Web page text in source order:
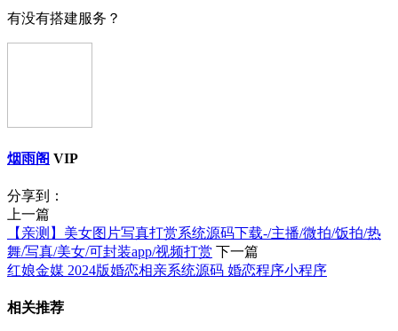
有没有搭建服务？
烟雨阁 VIP
分享到：
上一篇
【亲测】美女图片写真打赏系统源码下载-/主播/微拍/饭拍/热
舞/写真/美女/可封装app/视频打赏 下一篇
红娘金媒 2024版婚恋相亲系统源码 婚恋程序小程序
相关推荐